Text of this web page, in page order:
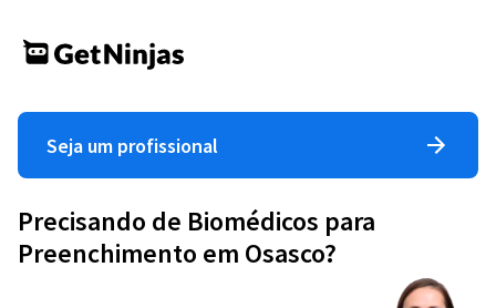
Seja um profissional
Precisando de Biomédicos para
Preenchimento em Osasco?